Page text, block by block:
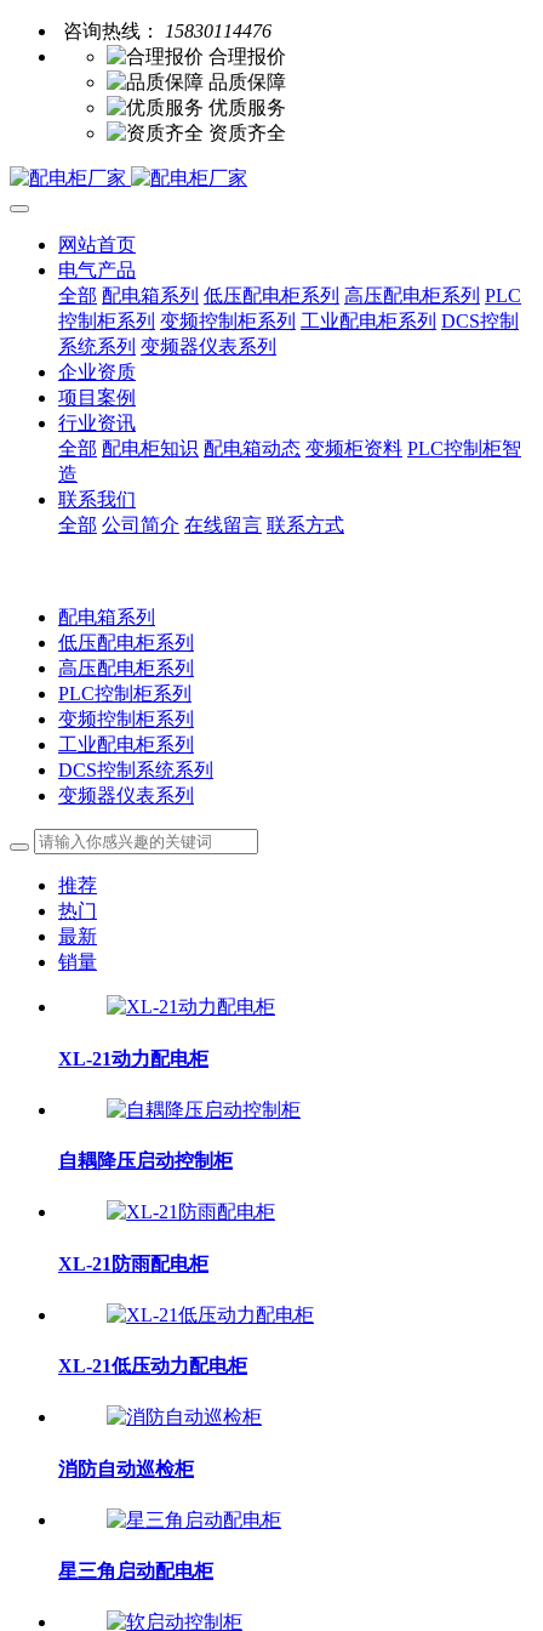
咨询热线：
15830114476
合理报价
品质保障
优质服务
资质齐全
网站首页
电气产品
全部 配电箱系列 低压配电柜系列 高压配电柜系列 PLC
控制柜系列 变频控制柜系列 工业配电柜系列 DCS控制
系统系列 变频器仪表系列
企业资质
项目案例
行业资讯
全部 配电柜知识 配电箱动态 变频柜资料 PLC控制柜智
造
联系我们
全部 公司简介 在线留言 联系方式
配电箱系列
低压配电柜系列
高压配电柜系列
PLC控制柜系列
变频控制柜系列
工业配电柜系列
DCS控制系统系列
变频器仪表系列
推荐
热门
最新
销量
XL-21动力配电柜
自耦降压启动控制柜
XL-21防雨配电柜
XL-21低压动力配电柜
消防自动巡检柜
星三角启动配电柜